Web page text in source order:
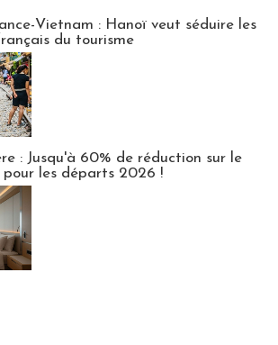
Vietnam : Hanoï veut séduire les
du tourisme
: Jusqu'à 60% de réduction sur le
pour les départs 2026 !